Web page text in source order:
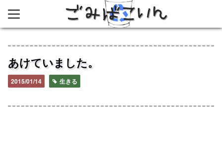
あけていました。
2015/01/14 生きる
ごみばこいん